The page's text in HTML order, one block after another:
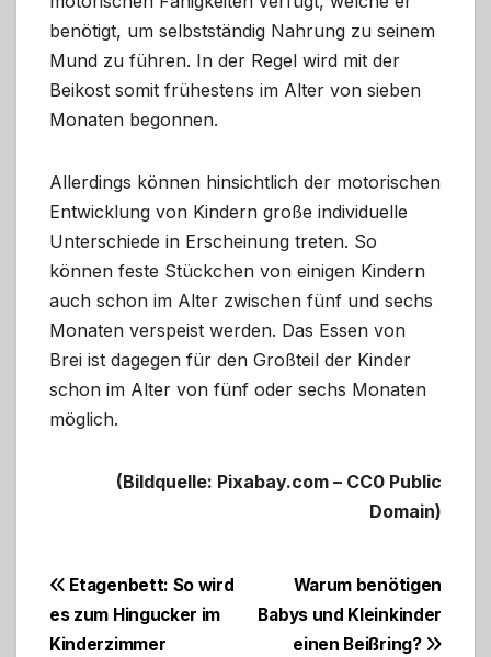
benötigt, um selbstständig Nahrung zu seinem
Mund zu führen. In der Regel wird mit der
Beikost somit frühestens im Alter von sieben
Monaten begonnen.
Allerdings können hinsichtlich der motorischen
Entwicklung von Kindern große individuelle
Unterschiede in Erscheinung treten. So
können feste Stückchen von einigen Kindern
auch schon im Alter zwischen fünf und sechs
Monaten verspeist werden. Das Essen von
Brei ist dagegen für den Großteil der Kinder
schon im Alter von fünf oder sechs Monaten
möglich.
(Bildquelle: Pixabay.com – CC0 Public
Domain)
BeitragsnavigationWarum benötigen
Babys und Kleinkinder
einen Beißring?
Etagenbett: So wird
es zum Hingucker im
Kinderzimmer